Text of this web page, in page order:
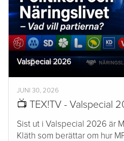
Valspecial 2026
JUNI 30, 2026
📺 TEX!TV - Valspecial
Sist ut i Valspecial 2026 är
Kläth som berättar om hur